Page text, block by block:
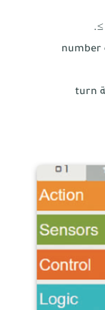
من فئة Math (حساب)، أضف لبنة number
من فئة Action (الحدث)، أضف لبنة turn